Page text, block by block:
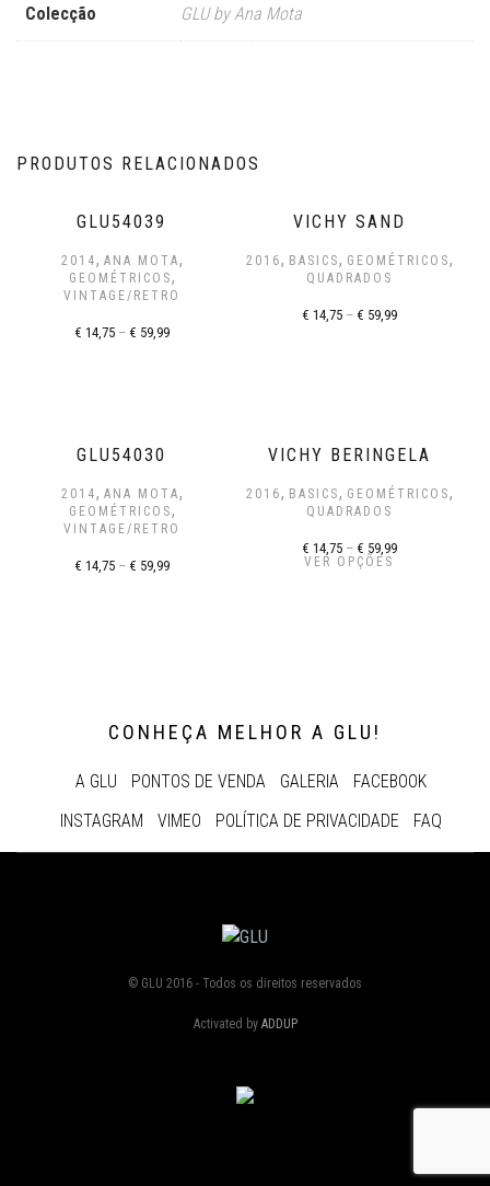
Colecção GLU by Ana Mota
PRODUTOS RELACIONADOS
GLU54039
2014, ANA MOTA,
GEOMÉTRICOS,
VINTAGE/RETRO
€ 14,75– € 59,99
VICHY SAND
2016, BASICS, GEOMÉTRICOS,
QUADRADOS
€ 14,75– € 59,99
GLU54030
2014, ANA MOTA,
GEOMÉTRICOS,
VINTAGE/RETRO
€ 14,75– € 59,99
VICHY BERINGELA
2016, BASICS, GEOMÉTRICOS,
QUADRADOS
€ 14,75– € 59,99
VER OPÇÕES
CONHEÇA MELHOR A GLU!
A GLU PONTOS DE VENDA GALERIA
FACEBOOK
INSTAGRAM
VIMEO POLÍTICA DE PRIVACIDADE FAQ
© GLU 2016 - Todos os direitos reservados
Activated by ADDUP